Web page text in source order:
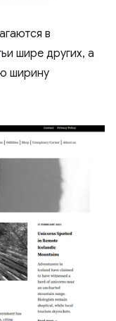
в
шире других, а
ширину